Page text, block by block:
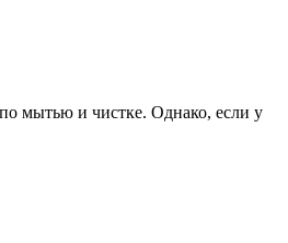
мытью и чистке. Однако, если у